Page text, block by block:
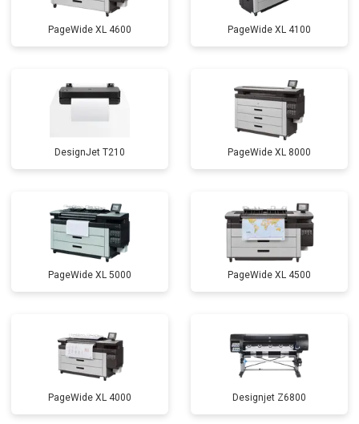
PageWide XL 4600 PageWide XL 4100
DesignJet T210 PageWide XL 8000
PageWide XL 5000 PageWide XL 4500
PageWide XL 4000 Designjet Z6800